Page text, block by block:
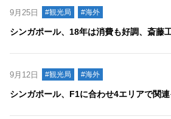
9月25日 #観光局 #海外
シンガポール、18年は消費も好調、斎藤
9月12日 #観光局 #海外
シンガポール、F1に合わせ4エリアで関